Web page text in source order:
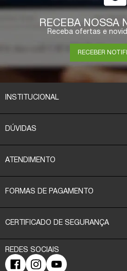
RECEBA NOSSA
Receba ofertas e
RECEBER
INSTITUCIONAL
DÚVIDAS
ATENDIMENTO
FORMAS DE PAGAMENTO
CERTIFICADO DE SEGURANÇA